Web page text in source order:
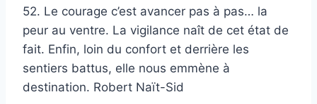
52. Le courage c’est avancer pas à pas… la
peur au ventre. La vigilance naît de cet état de
fait. Enfin, loin du confort et derrière les
sentiers battus, elle nous emmène à
destination. Robert Naït-Sid